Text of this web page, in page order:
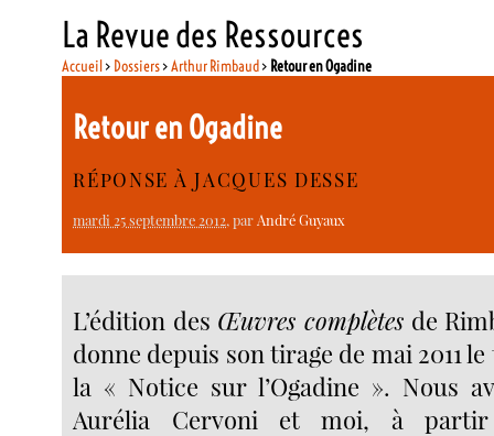
La Revue des Ressources
Accueil> Dossiers>Arthur Rimbaud> Retour en Ogadine
Retour en Ogadine
RÉPONSE À JACQUES DESSE
mardi 25 septembre 2012, parAndré Guyaux
L’édition des Œuvres complètes de
donne depuis son tirage de mai 2011
la « Notice sur l’Ogadine ». Nous
Aurélia Cervoni et moi, à